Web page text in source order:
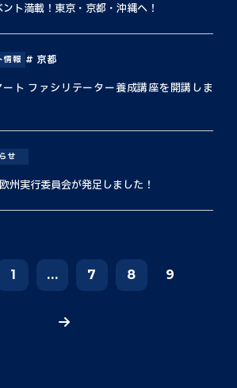
ト満載！東京・京都・沖縄へ！
情報 京都
ト ファシリテーター養成講座を開講しま
せ
州実行委員会が発足しました！
1 ... 7 8 9